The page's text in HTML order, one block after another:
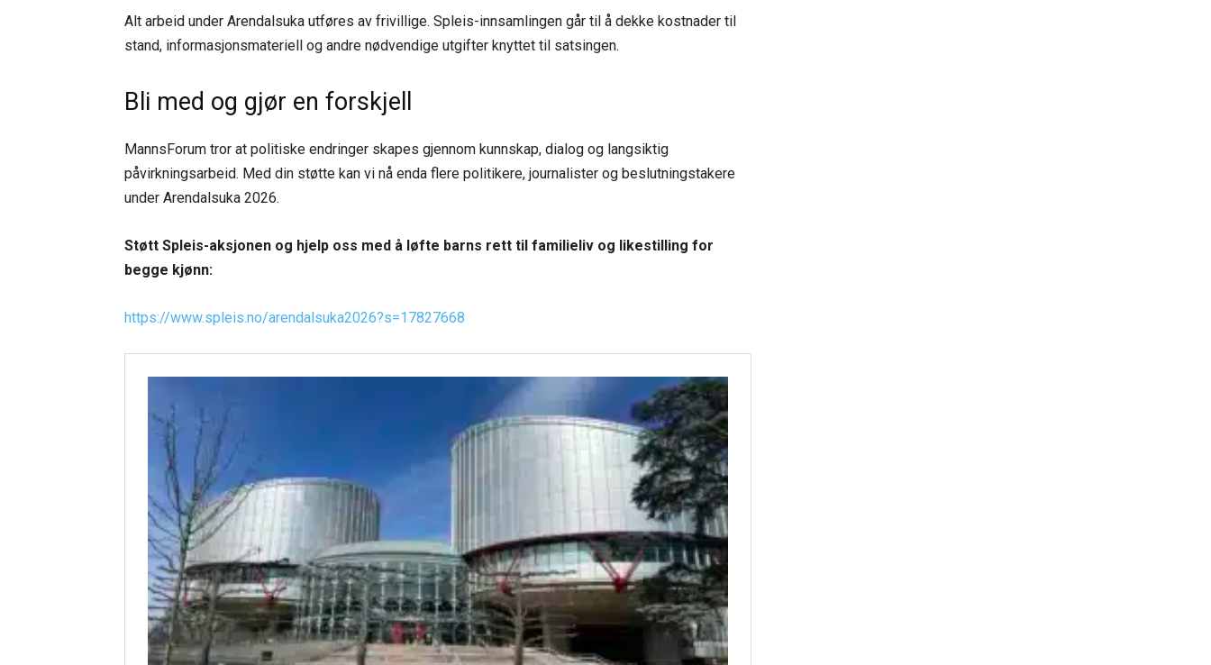
Alt arbeid under Arendalsuka utføres av frivillige. Spleis-innsamlingen går til å dekke kostnader til
stand, informasjonsmateriell og andre nødvendige utgifter knyttet til satsingen.
Bli med og gjør en forskjell
MannsForum tror at politiske endringer skapes gjennom kunnskap, dialog og langsiktig
påvirkningsarbeid. Med din støtte kan vi nå enda flere politikere, journalister og beslutningstakere
under Arendalsuka 2026.
Støtt Spleis-aksjonen og hjelp oss med å løfte barns rett til familieliv og likestilling for
begge kjønn:
https://www.spleis.no/arendalsuka2026?s=17827668